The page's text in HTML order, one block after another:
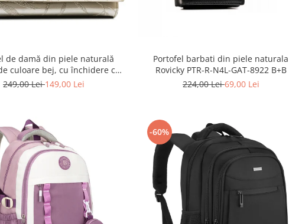
de damă din piele naturală
culoare bej, cu închidere cu
capsă - Peterson
249,00 Lei149,00 Lei
Portofel barbati din piele naturala
Rovicky PTR-R-N4L-GAT-8922 B+B
224,00 Lei69,00 Lei
-60%